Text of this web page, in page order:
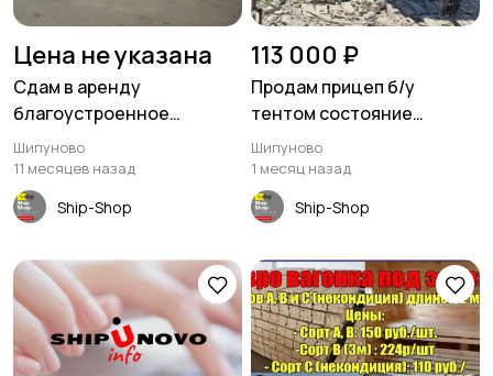
Цена не указана
Сдам в аренду
благоустроенное
помещение 46 кв м.
Шипуново
Шипуново
11 месяцев назад
Ship-Shop
113 000 ₽
Продам прицеп б/у
тентом состояние
хорошее
Шипуново
1 месяц назад
Ship-Shop